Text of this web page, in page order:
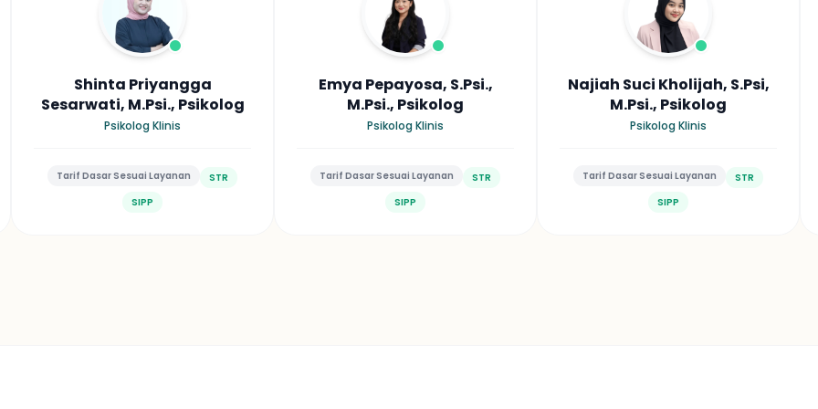
Shinta Priyangga
Sesarwati, M.Psi., Psikolog
Psikolog Klinis
Tarif Dasar Sesuai Layanan
STR
SIPP
Emya Pepayosa, S.Psi.,
M.Psi., Psikolog
Psikolog Klinis
Tarif Dasar Sesuai Layanan
STR
SIPP
Najiah Suci Kholijah, S.Psi,
M.Psi., Psikolog
Psikolog Klinis
Tarif Dasar Sesuai Layanan
STR
SIPP